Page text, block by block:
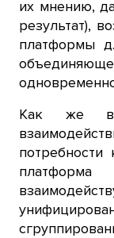
их мнению,
результат),
платформы
Как же